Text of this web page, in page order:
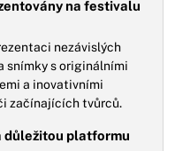
na festivalu
nezávislých
snímky s originálními
a inovativními
začínajících tvůrců.
důležitou platformu